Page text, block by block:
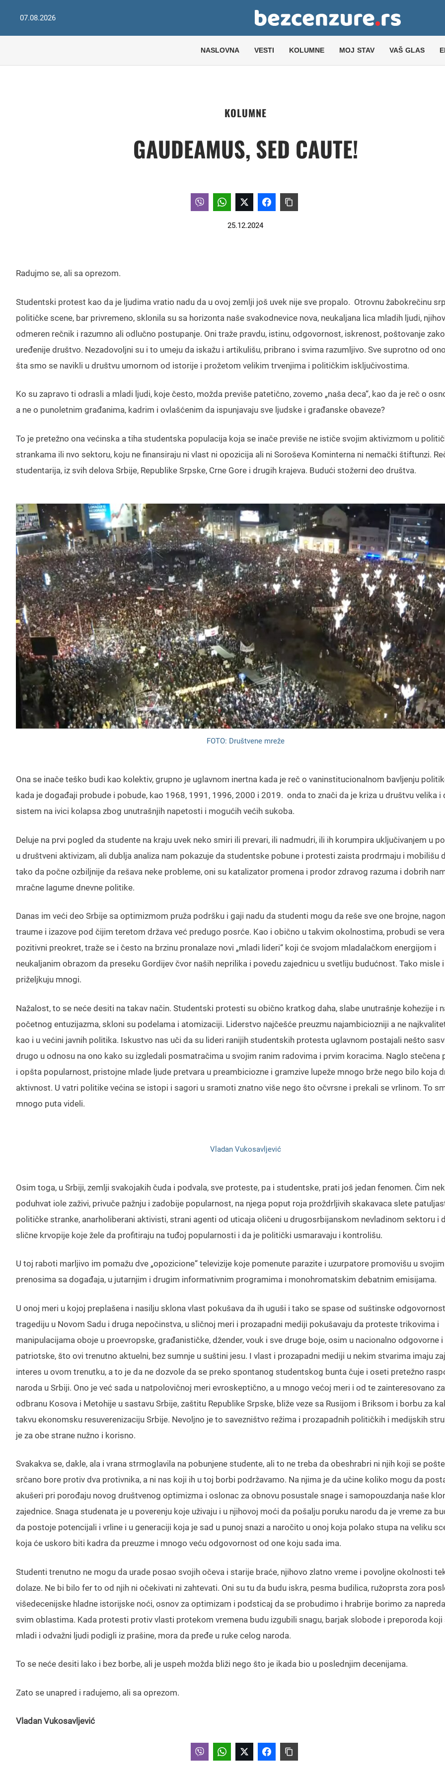
07.08.2026
NASLOVNA VESTI KOLUMNE MOJ STAV VAŠ GLAS
KOLUMNE
GAUDEAMUS, SED CAUTE!
25.12.2024
Radujmo se, ali sa oprezom.
Studentski protest kao da je ljudima vratio nadu da u ovoj zemlji još uvek nije sve propalo. Otrovnu žabokrečinu
političke scene, bar privremeno, sklonila su sa horizonta naše svakodnevice nova, neukaljana lica mladih ljudi,
odmeren rečnik i razumno ali odlučno postupanje. Oni traže pravdu, istinu, odgovornost, iskrenost, poštovanje
uređenije društvo. Nezadovoljni su i to umeju da iskažu i artikulišu, pribrano i svima razumljivo. Sve suprotno od
šta smo se navikli u društvu umornom od istorije i prožetom velikim trvenjima i političkim isključivostima.
Ko su zapravo ti odrasli a mladi ljudi, koje često, možda previše patetično, zovemo „naša deca“, kao da je reč o
a ne o punoletnim građanima, kadrim i ovlašćenim da ispunjavaju sve ljudske i građanske obaveze?
To je pretežno ona većinska a tiha studentska populacija koja se inače previše ne ističe svojim aktivizmom u
strankama ili nvo sektoru, koju ne finansiraju ni vlast ni opozicija ali ni Soroševa Kominterna ni nemački štiftunzi.
studentarija, iz svih delova Srbije, Republike Srpske, Crne Gore i drugih krajeva. Budući stožerni deo društva.
FOTO: Društvene mreže
Ona se inače teško budi kao kolektiv, grupno je uglavnom inertna kada je reč o vaninstitucionalnom bavljenju
kada je događaji probude i pobude, kao 1968, 1991, 1996, 2000 i 2019. onda to znači da je kriza u društvu velika i
sistem na ivici kolapsa zbog unutrašnjih napetosti i mogućih većih sukoba.
Deluje na prvi pogled da studente na kraju uvek neko smiri ili prevari, ili nadmudri, ili ih korumpira uključivanjem u
u društveni aktivizam, ali dublja analiza nam pokazuje da studentske pobune i protesti zaista prodrmaju i mobilišu
tako da počne ozbiljnije da rešava neke probleme, oni su katalizator promena i prodor zdravog razuma i dobrih
mračne lagume dnevne politike.
Danas im veći deo Srbije sa optimizmom pruža podršku i gaji nadu da studenti mogu da reše sve one brojne,
traume i izazove pod čijim teretom država već predugo posrće. Kao i obično u takvim okolnostima, probudi se
pozitivni preokret, traže se i često na brzinu pronalaze novi „mladi lideri“ koji će svojom mladalačkom energijom i
neukaljanim obrazom da preseku Gordijev čvor naših neprilika i povedu zajednicu u svetliju budućnost. Tako misle i
priželjkuju mnogi.
Nažalost, to se neće desiti na takav način. Studentski protesti su obično kratkog daha, slabe unutrašnje kohezije i
početnog entuzijazma, skloni su podelama i atomizaciji. Liderstvo najčešće preuzmu najambiciozniji a ne
kao i u većini javnih politika. Iskustvo nas uči da su lideri ranijih studentskih protesta uglavnom postajali nešto
drugo u odnosu na ono kako su izgledali posmatračima u svojim ranim radovima i prvim koracima. Naglo stečena
i opšta popularnost, pristojne mlade ljude pretvara u preambiciozne i gramzive lupeže mnogo brže nego bilo koja
aktivnost. U vatri politike većina se istopi i sagori u sramoti znatno više nego što očvrsne i prekali se vrlinom. To
mnogo puta videli.
Vladan Vukosavljević
Osim toga, u Srbiji, zemlji svakojakih čuda i podvala, sve proteste, pa i studentske, prati još jedan fenomen. Čim
poduhvat iole zaživi, privuče pažnju i zadobije popularnost, na njega poput roja proždrljivih skakavaca slete
političke stranke, anarholiberani aktivisti, strani agenti od uticaja oličeni u drugosrbijanskom nevladinom sektoru i
slične krvopije koje žele da profitiraju na tuđoj popularnosti i da je politički usmaravaju i kontrolišu.
U toj raboti marljivo im pomažu dve „opozicione“ televizije koje pomenute parazite i uzurpatore promovišu u svojim
prenosima sa događaja, u jutarnjim i drugim informativnim programima i monohromatskim debatnim emisijama.
U onoj meri u kojoj preplašena i nasilju sklona vlast pokušava da ih uguši i tako se spase od suštinske
tragediju u Novom Sadu i druga nepočinstva, u sličnoj meri i prozapadni mediji pokušavaju da proteste trikovima i
manipulacijama oboje u proevropske, građanističke, džender, vouk i sve druge boje, osim u nacionalno odgovorne i
patriotske, što ovi trenutno aktuelni, bez sumnje u suštini jesu. I vlast i prozapadni mediji u nekim stvarima imaju
interes u ovom trenutku, a to je da ne dozvole da se preko spontanog studentskog bunta čuje i oseti pretežno
naroda u Srbiji. Ono je već sada u natpolovičnoj meri evroskeptično, a u mnogo većoj meri i od te zainteresovano za
odbranu Kosova i Metohije u sastavu Srbije, zaštitu Republike Srpske, bliže veze sa Rusijom i Briksom i borbu za
takvu ekonomsku resuverenizaciju Srbije. Nevoljno je to savezništvo režima i prozapadnih političkih i medijskih
je za obe strane nužno i korisno.
Svakakva se, dakle, ala i vrana strmoglavila na pobunjene studente, ali to ne treba da obeshrabri ni njih koji se
srčano bore protiv dva protivnika, a ni nas koji ih u toj borbi podržavamo. Na njima je da učine koliko mogu da
akušeri pri porođaju novog društvenog optimizma i oslonac za obnovu posustale snage i samopouzdanja naše
zajednice. Snaga studenata je u poverenju koje uživaju i u njihovoj moći da pošalju poruku narodu da je vreme za
da postoje potencijali i vrline i u generaciji koja je sad u punoj snazi a naročito u onoj koja polako stupa na veliku
koja će uskoro biti kadra da preuzme i mnogo veću odgovornost od one koju sada ima.
Studenti trenutno ne mogu da urade posao svojih očeva i starije braće, njihovo zlatno vreme i povoljne okolnosti
dolaze. Ne bi bilo fer to od njih ni očekivati ni zahtevati. Oni su tu da budu iskra, pesma budilica, ružoprsta zora
višedecenijske hladne istorijske noći, osnov za optimizam i podsticaj da se probudimo i hrabrije borimo za
svim oblastima. Kada protesti protiv vlasti protekom vremena budu izgubili snagu, barjak slobode i preporoda koji
mladi i odvažni ljudi podigli iz prašine, mora da pređe u ruke celog naroda.
To se neće desiti lako i bez borbe, ali je uspeh možda bliži nego što je ikada bio u poslednjim decenijama.
Zato se unapred i radujemo, ali sa oprezom.
Vladan Vukosavljević